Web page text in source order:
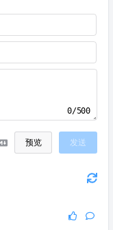
0/500
预览 发送